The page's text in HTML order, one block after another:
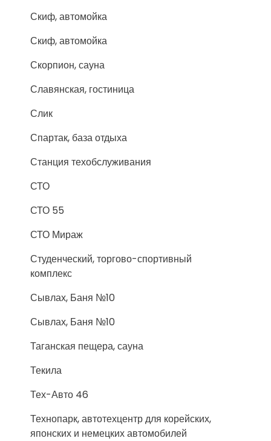
Скиф, автомойка
Скиф, автомойка
Скорпион, сауна
Славянская, гостиница
Слик
Спартак, база отдыха
Станция техобслуживания
СТО
СТО 55
СТО Мираж
Студенческий, торгово-спортивный
комплекс
Сывлах, Баня №10
Сывлах, Баня №10
Таганская пещера, сауна
Текила
Тех-Авто 46
Технопарк, автотехцентр для корейских,
японских и немецких автомобилей